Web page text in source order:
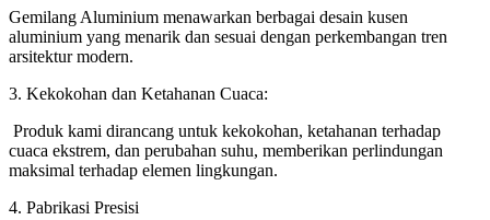
Gemilang Aluminium menawarkan berbagai desain kusen
aluminium yang menarik dan sesuai dengan perkembangan tren
arsitektur modern.
3. Kekokohan dan Ketahanan Cuaca:
Produk kami dirancang untuk kekokohan, ketahanan terhadap
cuaca ekstrem, dan perubahan suhu, memberikan perlindungan
maksimal terhadap elemen lingkungan.
4. Pabrikasi Presisi